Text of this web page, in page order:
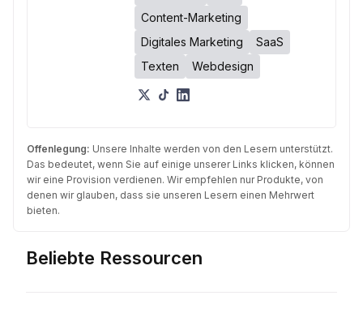
Content-Marketing
Digitales Marketing
SaaS
Texten
Webdesign
Offenlegung: Unsere Inhalte werden von den Lesern unterstützt.
Das bedeutet, wenn Sie auf einige unserer Links klicken, können
wir eine Provision verdienen. Wir empfehlen nur Produkte, von
denen wir glauben, dass sie unseren Lesern einen Mehrwert
bieten.
Beliebte Ressourcen